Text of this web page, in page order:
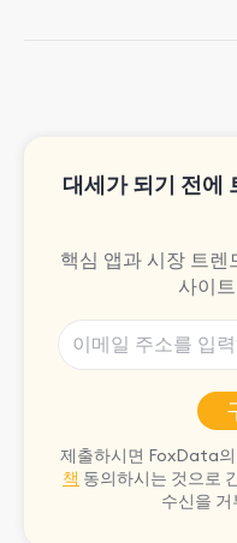
대세가 되기 전에
핵심 앱과 시장 트렌
사이
제출하시면 FoxData의
책 동의하시는 것으로
수신을